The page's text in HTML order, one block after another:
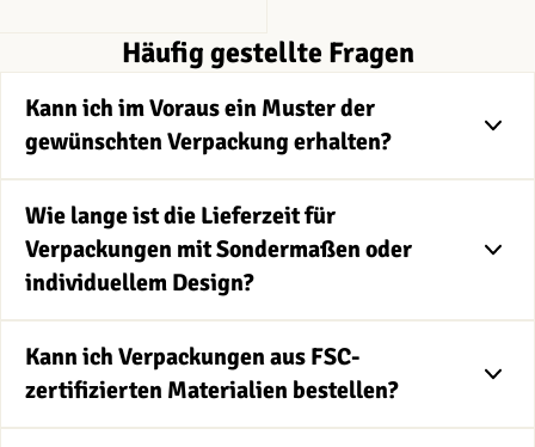
Häufig gestellte Fragen
Kann ich im Voraus ein Muster der
gewünschten Verpackung erhalten?
Wie lange ist die Lieferzeit für
Verpackungen mit Sondermaßen oder
individuellem Design?
Kann ich Verpackungen aus FSC-
zertifizierten Materialien bestellen?